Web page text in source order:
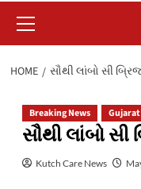
Menu
HOME સૌથી લાંબો સી
Breaking News Gujarat
સૌથી લાંબો
Kutch Care News